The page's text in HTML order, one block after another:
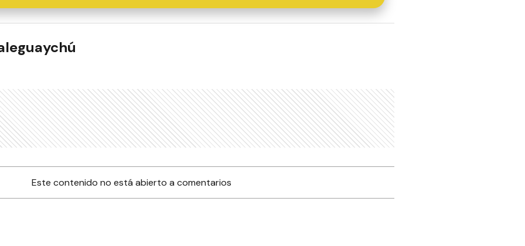
Este contenido no está abierto a comentarios